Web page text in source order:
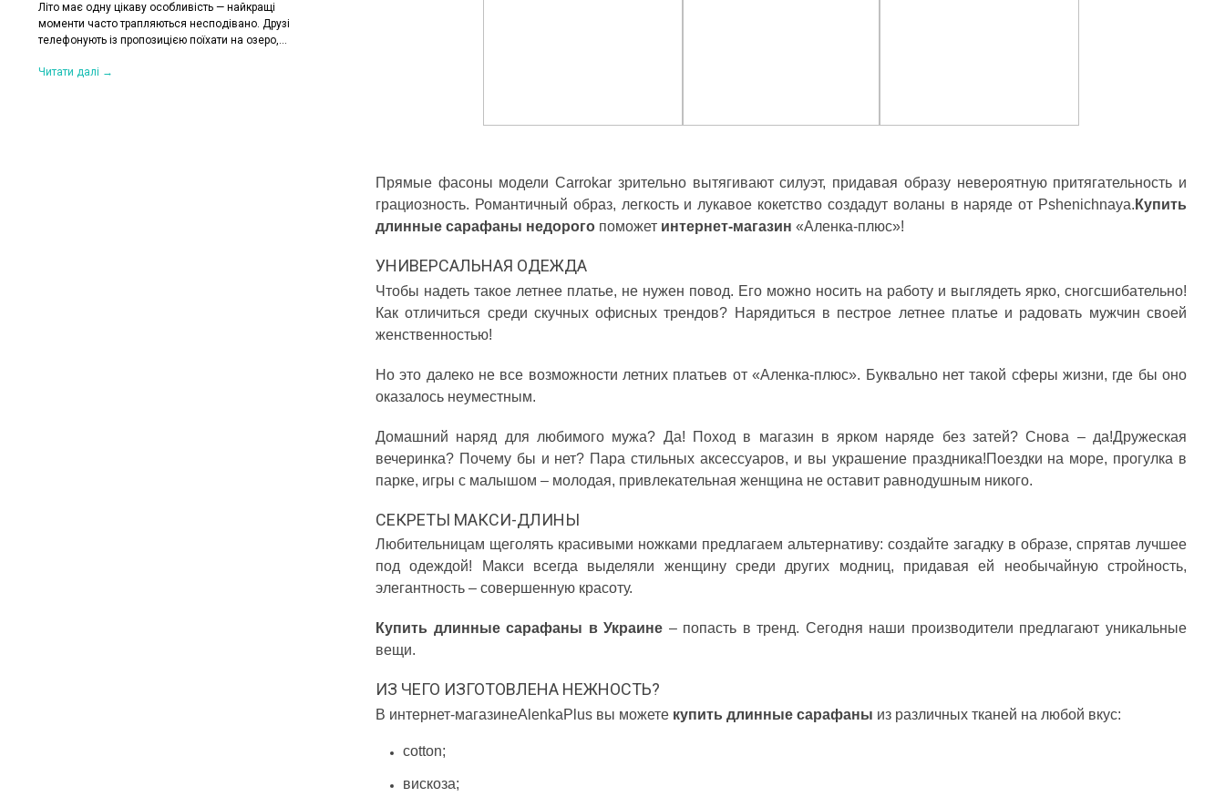
Літо має одну цікаву особливість — найкращі
моменти часто трапляються несподівано. Друзі
телефонують із пропозицією поїхати на озеро,...
Читати далі →
Прямые фасоны модели Carrokar зрительно вытягивают силуэт, придавая образу невероятную притягательность и
грациозность. Романтичный образ, легкость и лукавое кокетство создадут воланы в наряде от Pshenichnaya. Купить
длинные сарафаны недорого поможет интернет-магазин «Аленка-плюс»!
УНИВЕРСАЛЬНАЯ ОДЕЖДА
Чтобы надеть такое летнее платье, не нужен повод. Его можно носить на работу и выглядеть ярко, сногсшибательно!
Как отличиться среди скучных офисных трендов? Нарядиться в пестрое летнее платье и радовать мужчин своей
женственностью!
Но это далеко не все возможности летних платьев от «Аленка-плюс». Буквально нет такой сферы жизни, где бы оно
оказалось неуместным.
Домашний наряд для любимого мужа? Да! Поход в магазин в ярком наряде без затей? Снова – да!Дружеская
вечеринка? Почему бы и нет? Пара стильных аксессуаров, и вы украшение праздника!Поездки на море, прогулка в
парке, игры с малышом – молодая, привлекательная женщина не оставит равнодушным никого.
СЕКРЕТЫ МАКСИ-ДЛИНЫ
Любительницам щеголять красивыми ножками предлагаем альтернативу: создайте загадку в образе, спрятав лучшее
под одеждой! Макси всегда выделяли женщину среди других модниц, придавая ей необычайную стройность,
элегантность – совершенную красоту.
Купить длинные сарафаны в Украине – попасть в тренд. Сегодня наши производители предлагают уникальные
вещи.
ИЗ ЧЕГО ИЗГОТОВЛЕНА НЕЖНОСТЬ?
В интернет-магазинеAlenkaPlus вы можете купить длинные сарафаны из различных тканей на любой вкус:
cotton;
вискоза;